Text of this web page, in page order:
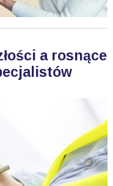
a rosnące